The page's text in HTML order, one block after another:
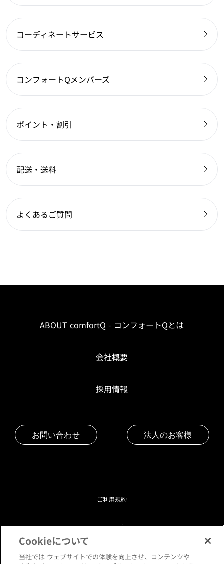
コーディネートサービス
コンフォートQメンバーズ
ポイント・割引
配送・送料
よくあるご質問
ABOUT comfortQ - コンフォートQとは
会社概要
採用情報
お問い合わせ 法人のお客様
ご利用規約
プライバシーポリシー
クッキーポリシー
Cookieについて
当社では ウェブサイトでの体験を向上させ、コンテンツや